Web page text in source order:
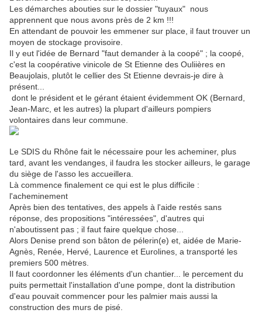
Les démarches abouties sur le dossier "tuyaux" nous
apprennent que nous avons près de 2 km !!!
En attendant de pouvoir les emmener sur place, il faut trouver un
moyen de stockage provisoire.
Il y eut l'idée de Bernard "faut demander à la coopé" ; la coopé,
c'est la coopérative vinicole de St Etienne des Ouliières en
Beaujolais, plutôt le cellier des St Etienne devrais-je dire à
présent...
dont le président et le gérant étaient évidemment OK (Bernard,
Jean-Marc, et les autres) la plupart d'ailleurs pompiers
volontaires dans leur commune.
Le SDIS du Rhône fait le nécessaire pour les acheminer, plus
tard, avant les vendanges, il faudra les stocker ailleurs, le garage
du siège de l'asso les accueillera.
Là commence finalement ce qui est le plus difficile :
l'acheminement
Après bien des tentatives, des appels à l'aide restés sans
réponse, des propositions "intéressées", d'autres qui
n'aboutissent pas ; il faut faire quelque chose...
Alors Denise prend son bâton de pélerin(e) et, aidée de Marie-
Agnès, Renée, Hervé, Laurence et Eurolines, a transporté les
premiers 500 mètres.
Il faut coordonner les éléments d'un chantier... le percement du
puits permettait l'installation d'une pompe, dont la distribution
d'eau pouvait commencer pour les palmier mais aussi la
construction des murs de pisé.